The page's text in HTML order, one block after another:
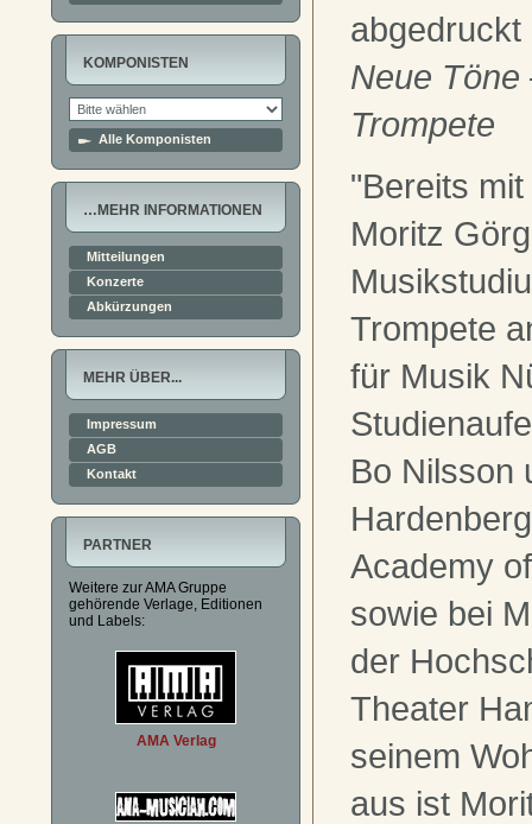
KOMPONISTEN
Alle Komponisten
…MEHR INFORMATIONEN
Mitteilungen
Konzerte
Abkürzungen
MEHR ÜBER...
Impressum
AGB
Kontakt
PARTNER
Weitere zur AMA Gruppe
gehörende Verlage, Editionen
und Labels:
AMA Verlag
abgedruckt
Neue Töne
Trompete
"Bereits
Moritz
Trompete
für Musik
Bo Nilsson
Academy
sowie bei
der
Theater
seinem
aus ist